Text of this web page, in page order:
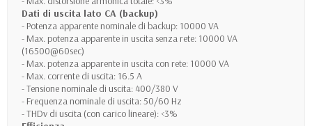
Dati di uscita lato CA (backup)
- Potenza apparente nominale di backup: 10000 VA
- Max. potenza apparente in uscita senza rete: 10000 VA
(16500@60sec)
- Max. potenza apparente in uscita con rete: 10000 VA
- Max. corrente di uscita: 16.5 A
- Tensione nominale di uscita: 400/380 V
- Frequenza nominale di uscita: 50/60 Hz
- THDv di uscita (con carico lineare): <3%